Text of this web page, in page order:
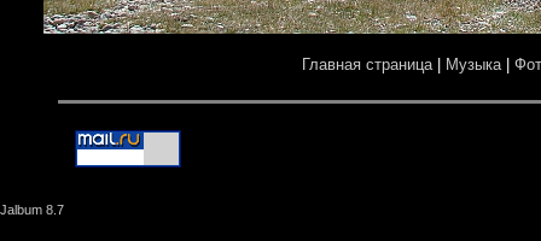
Главная страница| Музыка|
Jalbum 8.7